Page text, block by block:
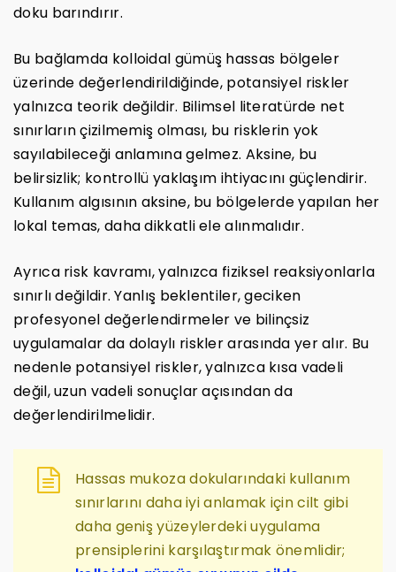
doku barındırır.
Bu bağlamda kolloidal gümüş hassas bölgeler
üzerinde değerlendirildiğinde, potansiyel riskler
yalnızca teorik değildir. Bilimsel literatürde net
sınırların çizilmemiş olması, bu risklerin yok
sayılabileceği anlamına gelmez. Aksine, bu
belirsizlik; kontrollü yaklaşım ihtiyacını güçlendirir.
Kullanım algısının aksine, bu bölgelerde yapılan her
lokal temas, daha dikkatli ele alınmalıdır.
Ayrıca risk kavramı, yalnızca fiziksel reaksiyonlarla
sınırlı değildir. Yanlış beklentiler, geciken
profesyonel değerlendirmeler ve bilinçsiz
uygulamalar da dolaylı riskler arasında yer alır. Bu
nedenle potansiyel riskler, yalnızca kısa vadeli
değil, uzun vadeli sonuçlar açısından da
değerlendirilmelidir.
Hassas mukoza dokularındaki kullanım
sınırlarını daha iyi anlamak için cilt gibi
daha geniş yüzeylerdeki uygulama
prensiplerini karşılaştırmak önemlidir;